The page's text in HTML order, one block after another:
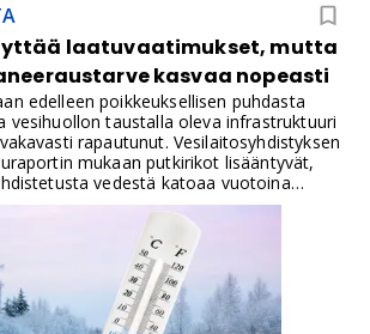
laatuvaatimukset, mutta
kasvaa nopeasti
edelleen poikkeuksellisen puhdasta
vesihuollon taustalla oleva infrastruktuuri
rapautunut. Vesilaitosyhdistyksen
mukaan putkirikot lisääntyvät,
vedestä katoaa vuotoina
toimii useilla alueilla jo äärirajoilla,
saneeraustarvetta.